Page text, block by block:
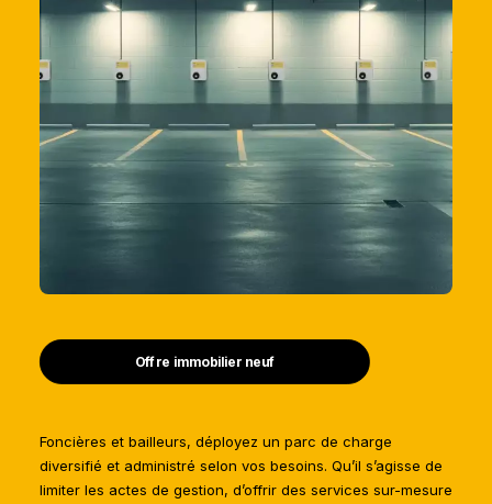
Offre immobilier neuf
Foncières et bailleurs, déployez un parc de charge
diversifié et administré selon vos besoins. Qu’il s’agisse de
limiter les actes de gestion, d’offrir des services sur-mesure